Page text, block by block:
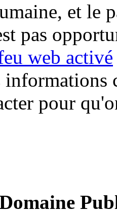
et le
pas
web activé
informations
pour